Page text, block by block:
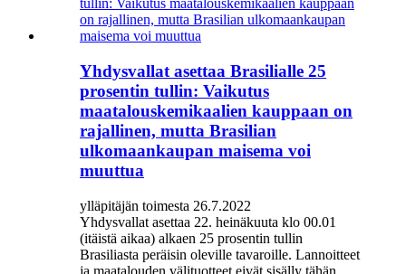
Yhdysvallat asettaa Brasilialle 25
prosentin tullin: Vaikutus
maatalouskemikaalien kauppaan on
rajallinen, mutta Brasilian
ulkomaankaupan maisema voi
muuttua
ylläpitäjän toimesta 26.7.2022
Yhdysvallat asettaa 22. heinäkuuta klo 00.01
(itäistä aikaa) alkaen 25 prosentin tullin
Brasiliasta peräisin oleville tavaroille. Lannoitteet
ja maatalouden välituotteet eivät sisälly tähän